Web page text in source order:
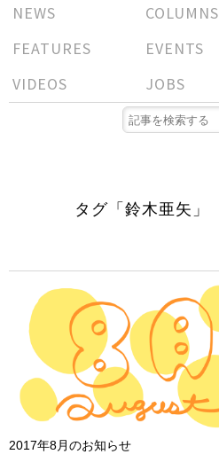
NEWS
COLUMNS
FEATURES
EVENTS
VIDEOS
JOBS
タグ「鈴木亜矢」
2017年8月のお知らせ